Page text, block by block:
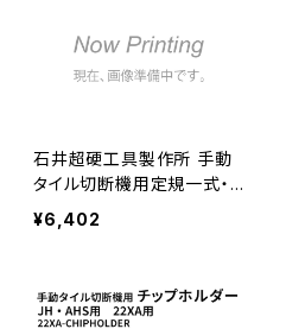
石井超硬工具製作所 手動
タイル切断機用定規一式・3
00mm(JPS、JWS、JHSシ
リーズ600mmクラス用)ボ
¥6,402